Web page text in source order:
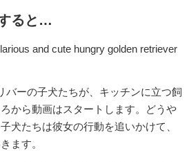
ると…
and cute hungry golden retriever
ーの子犬たちが、キッチンに立つ飼
から動画はスタートします。どうや
犬たちは彼女の行動を追いかけて、
ます。